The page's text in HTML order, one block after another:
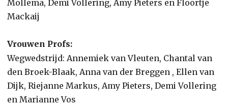
Mollema, Demi Vollering, Amy Pieters en Floortje
Mackaij
Vrouwen Profs:
Wegwedstrijd: Annemiek van Vleuten, Chantal van
den Broek-Blaak, Anna van der Breggen , Ellen van
Dijk, Riejanne Markus, Amy Pieters, Demi Vollering
en Marianne Vos